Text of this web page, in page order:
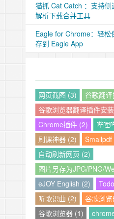
猫抓 Cat Catch ：支持
解析下载合并工具
Eagle for Chrome：轻
存到 Eagle App
网页截图 (3)
谷歌翻
谷歌浏览器翻译插件安
Chrome插件 (2)
哔哩
刷课神器 (2)
Smallpdf
自动刷新网页 (2)
图片另存为JPG/PNG/
eJOY English (2)
听歌识曲 (2)
谷歌浏
谷歌浏览器 (1)